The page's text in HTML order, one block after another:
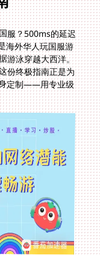
服？500ms的延迟
海外华人玩国服游
游泳穿越大西洋。
份终极指南正是为
身定制——用专业级